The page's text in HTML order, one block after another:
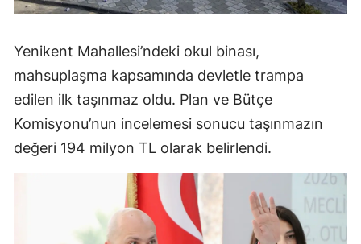
Yenikent Mahallesi’ndeki okul binası,
mahsuplaşma kapsamında devletle trampa
edilen ilk taşınmaz oldu. Plan ve Bütçe
Komisyonu’nun incelemesi sonucu taşınmazın
değeri 194 milyon TL olarak belirlendi.